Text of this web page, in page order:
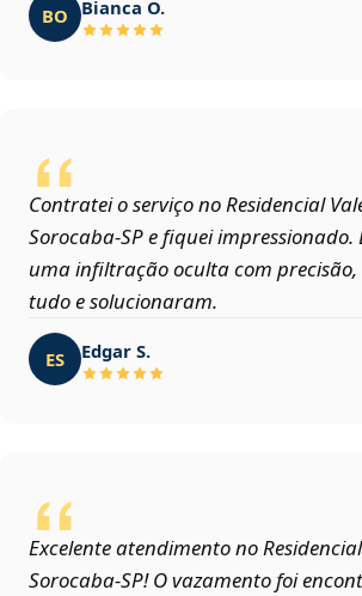
BO Bianca O.
Contratei o serviço no Residencial
Sorocaba‑SP e fiquei
uma infiltração oculta com
tudo e solucionaram.
ES Edgar S.
Excelente atendimento no
Sorocaba‑SP! O vazamento foi